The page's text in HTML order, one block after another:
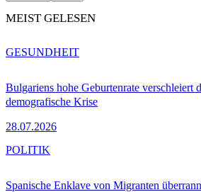
MEIST GELESEN
Bulgariens hohe Geburtenrate verschleiert
demografische Krise
28.07.2026
GESUNDHEIT
Spanische Enklave von Migranten
POLITIK